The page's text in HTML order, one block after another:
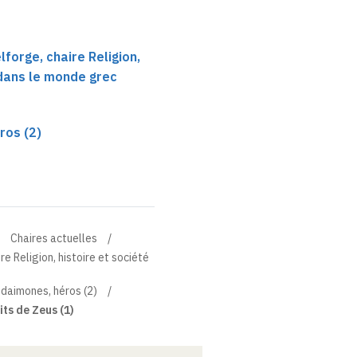
chaire Religion,
le monde grec
(2)
Chaires actuelles
Religion, histoire et société
héros (2)
de Zeus (1)